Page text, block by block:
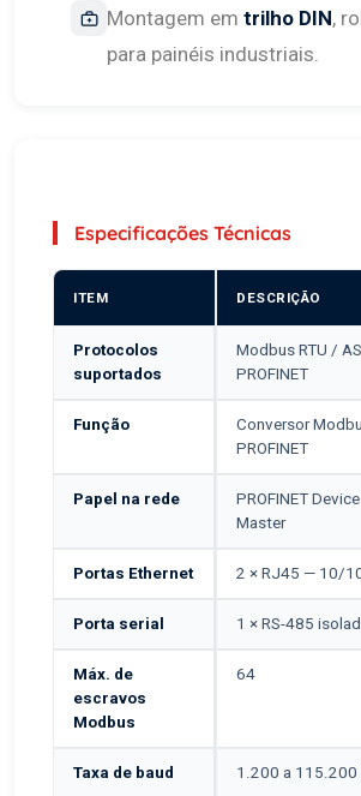
Montagem em trilho DIN,
para painéis industriais.
Especificações Técnicas
ITEM DESCRIÇÃO
Protocolos
suportados
Modbus RTU /
PROFINET
Função
Conversor
PROFINET
Papel na rede
PROFINET
Master
Portas Ethernet 2 × RJ45 — 10/
Porta serial 1 × RS-485
Máx. de
escravos
Modbus
64
Taxa de baud 1.200 a 115.200